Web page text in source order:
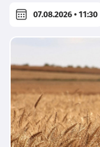
07.08.2026 • 11:30